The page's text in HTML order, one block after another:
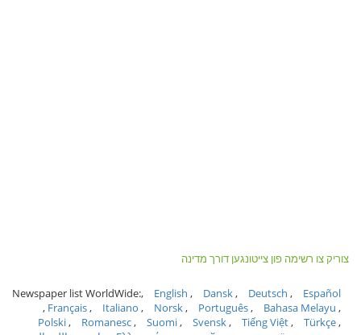
צוריק צו רשימה פון צייטונגען דורך מדינה
Newspaper list WorldWide: English Dansk Deutsch
Español
Français
Italiano Norsk Português
Bahasa Melayu
Polski
Romanesc Suomi Svensk Tiếng Việt
Türkçe